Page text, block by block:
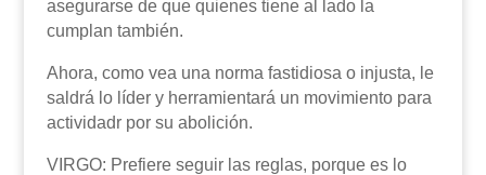
asegurarse de que quienes tiene al lado la
cumplan también.
Ahora, como vea una norma fastidiosa o injusta, le
saldrá lo líder y herramientará un movimiento para
actividadr por su abolición.
VIRGO: Prefiere seguir las reglas, porque es lo